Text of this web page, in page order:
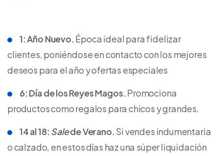
1: Año Nuevo. Época ideal para fidelizar
clientes, poniéndose en contacto con los mejores
deseos para el año y ofertas especiales
6: Día de los Reyes Magos. Promociona
productos como regalos para chicos y grandes.
14 al 18: Salede Verano. Si vendes indumentaria
o calzado, en estos días haz una súper liquidación